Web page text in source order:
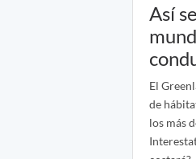
Así
El
de
los más